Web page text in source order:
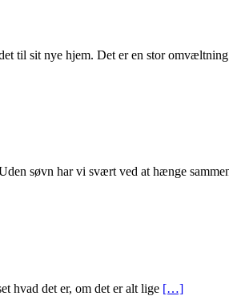
til sit nye hjem. Det er en stor omvæltning
søvn har vi svært ved at hænge
hvad det er, om det er alt lige […]